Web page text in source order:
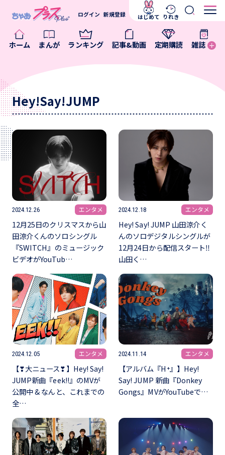
ホーム まんが ランキング 記事&動画 定期購読 雑誌
ログイン 新規登録 はじめて りれき
Hey!Say!JUMP
2024.12.26 エンタメ
12月25日のクリスマスから山
田涼介くんのソロシングル
『SWITCH』のミュージック
ビデオがYouTub…
2024.12.18 エンタメ
Hey! Say! JUMP 山田涼介く
んのソロデジタルシングルが
12月24日から配信スタート‼️
山田く…
2024.12.05 エンタメ
【❣大ニュース❣】Hey! Say!
JUMP新曲『eek!!』のMVが
公開中 & なんと、これまでの
全…
2024.11.14 エンタメ
【アルバム『H⁺』】Hey!
Say! JUMP 新曲『Donkey
Gongs』MVがYouTubeで…